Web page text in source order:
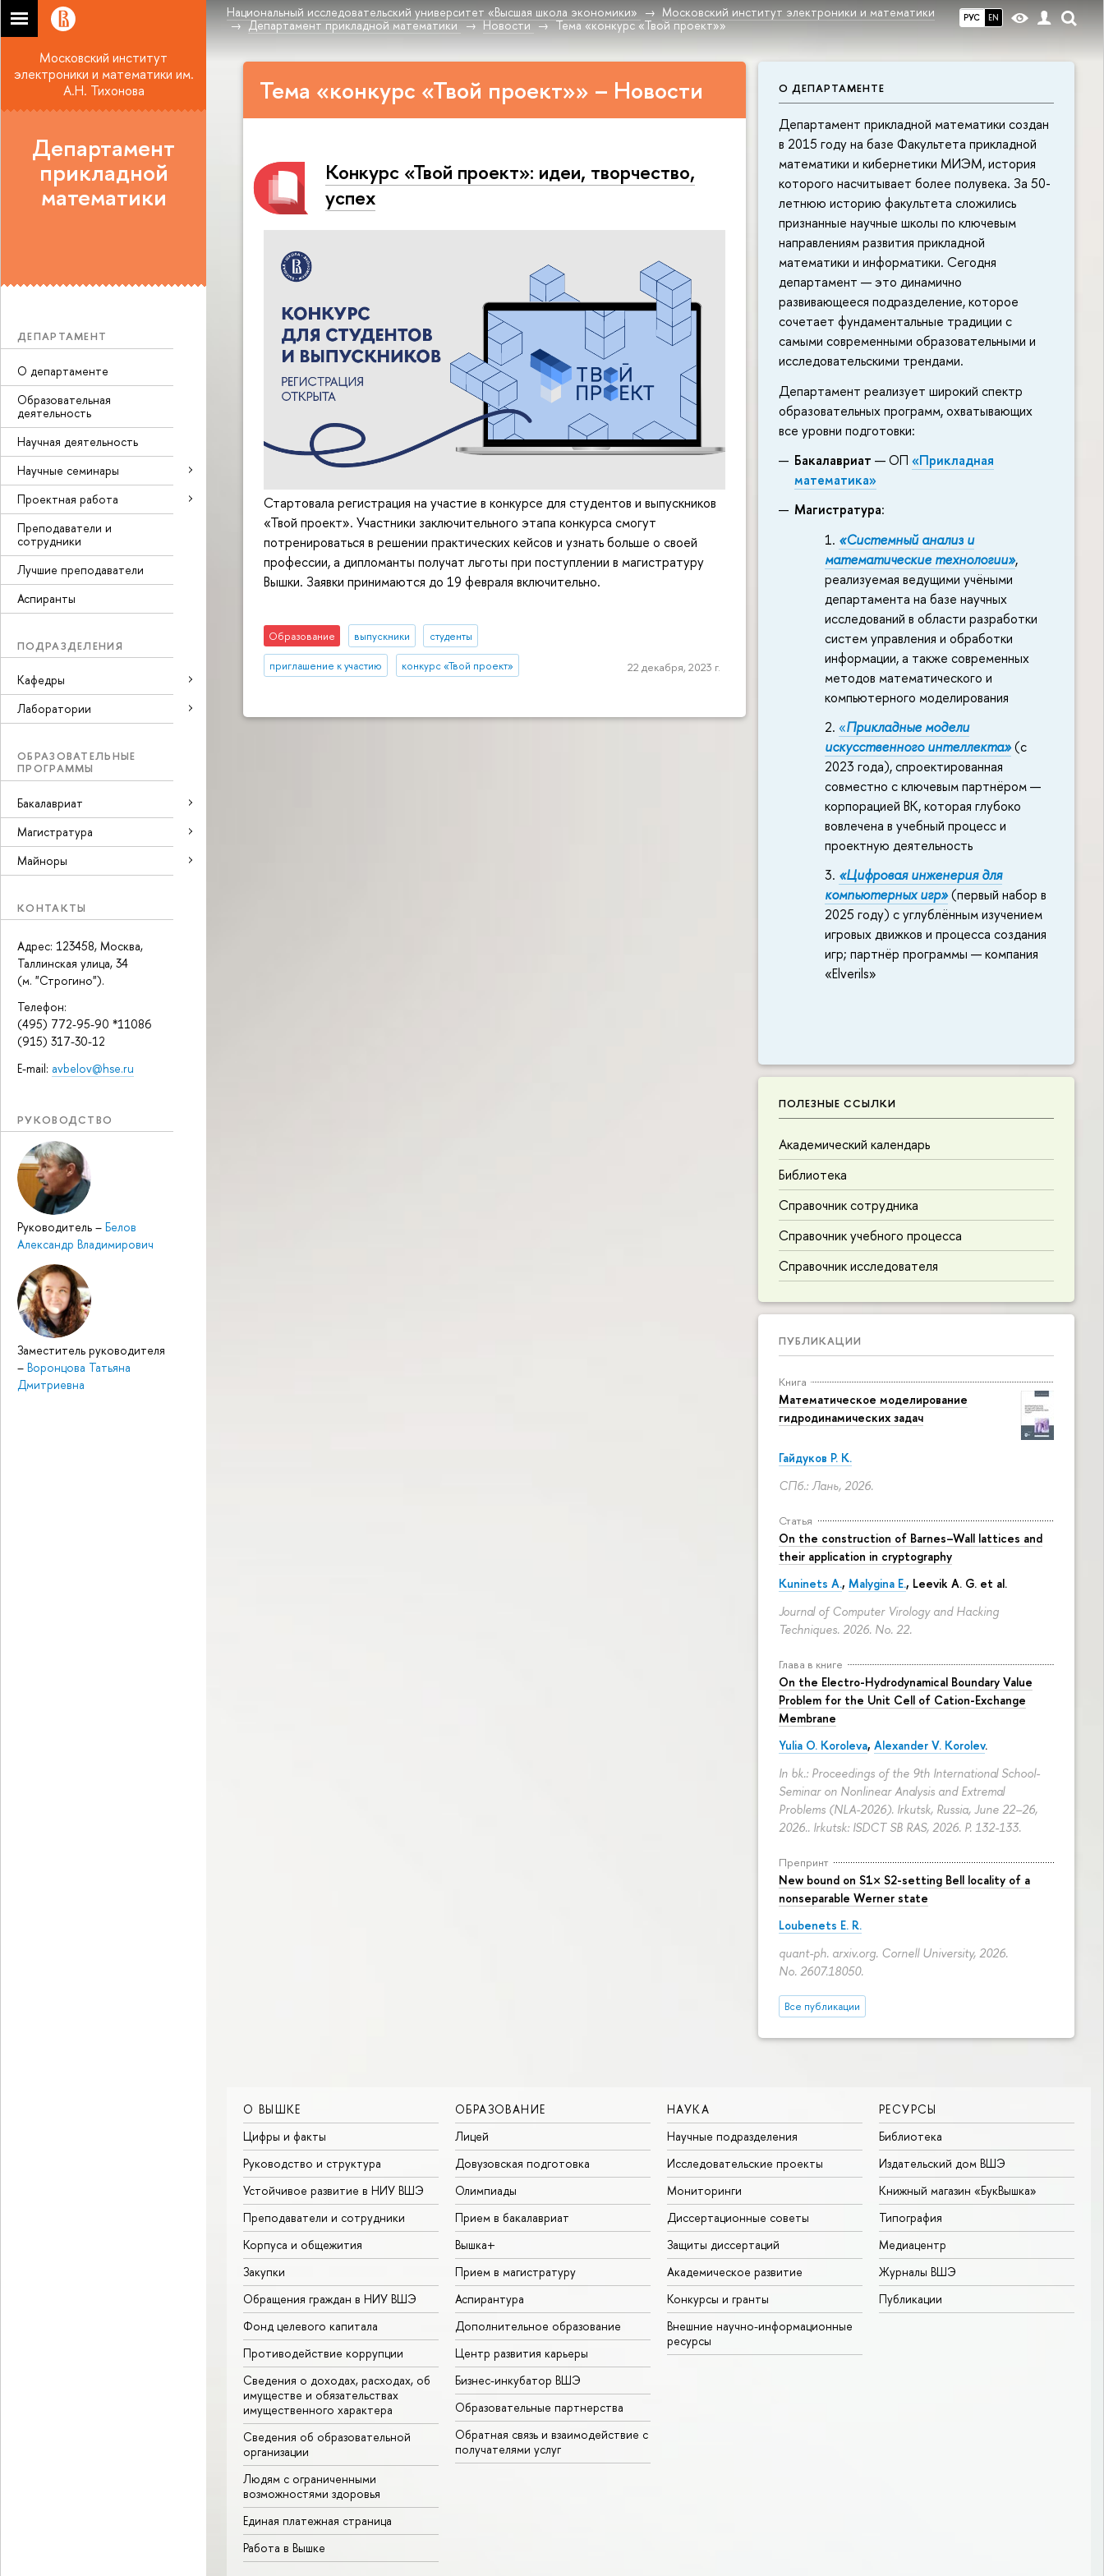
РУС EN
Национальный исследовательский университет «Высшая школа экономики»
Московский институт электроники и математики
Департамент прикладной математики
Новости Тема «конкурс «Твой проект»»
Московский институт
электроники и математики им.
А.Н. Тихонова
Департамент
прикладной
математики
ДЕПАРТАМЕНТ
О департаменте
Образовательная
деятельность
Научная деятельность
Научные семинары
Проектная работа
Преподаватели и
сотрудники
Лучшие преподаватели
Аспиранты
ПОДРАЗДЕЛЕНИЯ
Кафедры
Лаборатории
ОБРАЗОВАТЕЛЬНЫЕ
ПРОГРАММЫ
Бакалавриат
Магистратура
Майноры
КОНТАКТЫ
Адрес: 123458, Москва,
Таллинская улица, 34
(м. "Строгино").
Телефон:
(495) 772-95-90 *11086
(915) 317-30-12
E-mail: avbelov@hse.ru
РУКОВОДСТВО
Руководитель – Белов
Александр Владимирович
Заместитель руководителя
– Воронцова Татьяна
Дмитриевна
О ДЕПАРТАМЕНТЕ
Департамент прикладной математики создан
в 2015 году на базе Факультета прикладной
математики и кибернетики МИЭМ, история
которого насчитывает более полувека. За 50-
летнюю историю факультета сложились
признанные научные школы по ключевым
направлениям развития прикладной
математики и информатики. Сегодня
департамент — это динамично
развивающееся подразделение, которое
сочетает фундаментальные традиции с
самыми современными образовательными и
исследовательскими трендами.
Департамент реализует широкий спектр
образовательных программ, охватывающих
все уровни подготовки:
Бакалавриат — ОП«Прикладная
математика»
Магистратура:
«Системный анализ и
математические технологии»,
реализуемая ведущими учёными
департамента на базе научных
исследований в области разработки
систем управления и обработки
информации, а также современных
методов математического и
компьютерного моделирования
«Прикладные модели
искусственного интеллекта»(с
2023 года), спроектированная
совместно с ключевым партнёром —
корпорацией ВК, которая глубоко
вовлечена в учебный процесс и
проектную деятельность
«Цифровая инженерия для
компьютерных игр»(первый набор в
2025 году) с углублённым изучением
игровых движков и процесса создания
игр; партнёр программы — компания
«Elverils»
ПОЛЕЗНЫЕ ССЫЛКИ
Академический календарь
Библиотека
Справочник сотрудника
Справочник учебного процесса
Справочник исследователя
ПУБЛИКАЦИИ
Книга
Математическое моделирование
гидродинамических задач
Гайдуков Р. К.
СПб.: Лань, 2026.
Статья
On the construction of Barnes–Wall lattices and
their application in cryptography
Kuninets A., Malygina E., Leevik A. G. et al.
Journal of Computer Virology and Hacking
Techniques. 2026. No. 22.
Глава в книге
On the Electro-Hydrodynamical Boundary Value
Problem for the Unit Cell of Cation-Exchange
Membrane
Yulia O. Koroleva, Alexander V. Korolev.
In bk.: Proceedings of the 9th International School-
Seminar on Nonlinear Analysis and Extremal
Problems (NLA-2026). Irkutsk, Russia, June 22–26,
2026.. Irkutsk: ISDCT SB RAS, 2026. P. 132-133.
Препринт
New bound on S1× S2-setting Bell locality of a
nonseparable Werner state
Loubenets E. R.
quant-ph. arxiv.org. Cornell University, 2026.
No. 2607.18050.
Все публикации
Тема «конкурс «Твой проект»» – Новости
Конкурс «Твой проект»: идеи, творчество,
успех
Стартовала регистрация на участие в конкурсе для студентов и выпускников
«Твой проект». Участники заключительного этапа конкурса смогут
потренироваться в решении практических кейсов и узнать больше о своей
профессии, а дипломанты получат льготы при поступлении в магистратуру
Вышки. Заявки принимаются до 19 февраля включительно.
Образование выпускники студенты
приглашение к участию конкурс «Твой проект» 22 декабря, 2023 г.
О ВЫШКЕ
Цифры и факты
Руководство и структура
Устойчивое развитие в НИУ ВШЭ
Преподаватели и сотрудники
Корпуса и общежития
Закупки
Обращения граждан в НИУ ВШЭ
Фонд целевого капитала
Противодействие коррупции
Сведения о доходах, расходах, об
имуществе и обязательствах
имущественного характера
Сведения об образовательной
организации
Людям с ограниченными
возможностями здоровья
Единая платежная страница
Работа в Вышке
ОБРАЗОВАНИЕ
Лицей
Довузовская подготовка
Олимпиады
Прием в бакалавриат
Вышка+
Прием в магистратуру
Аспирантура
Дополнительное образование
Центр развития карьеры
Бизнес-инкубатор ВШЭ
Образовательные партнерства
Обратная связь и взаимодействие с
получателями услуг
НАУКА
Научные подразделения
Исследовательские проекты
Мониторинги
Диссертационные советы
Защиты диссертаций
Академическое развитие
Конкурсы и гранты
Внешние научно-информационные
ресурсы
РЕСУРСЫ
Библиотека
Издательский дом ВШЭ
Книжный магазин «БукВышка»
Типография
Медиацентр
Журналы ВШЭ
Публикации